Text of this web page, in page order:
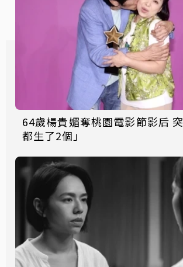
64歲楊貴媚奪桃園電影節影后
都生了2個」